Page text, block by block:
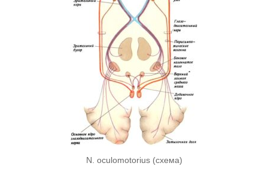
N. oculomotorius (схема)